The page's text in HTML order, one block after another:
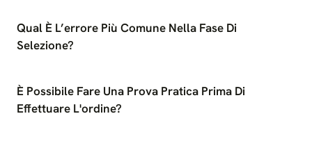
Qual È L’errore Più Comune Nella Fase Di
Selezione?
È Possibile Fare Una Prova Pratica Prima Di
Effettuare L'ordine?